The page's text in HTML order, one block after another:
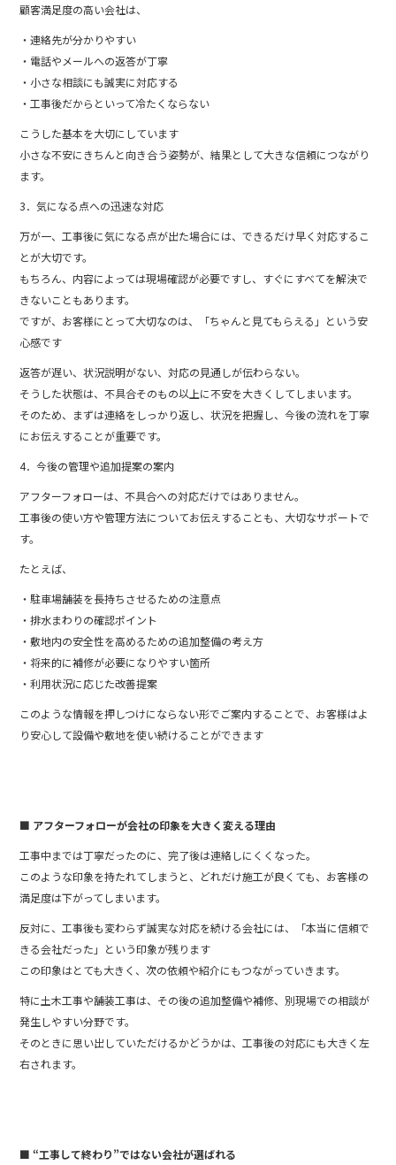
顧客満足度の高い会社は、
・連絡先が分かりやすい
・電話やメールへの返答が丁寧
・小さな相談にも誠実に対応する
・工事後だからといって冷たくならない
こうした基本を大切にしています
小さな不安にきちんと向き合う姿勢が、結果として大きな信頼につながり
ます。
3．気になる点への迅速な対応
万が一、工事後に気になる点が出た場合には、できるだけ早く対応するこ
とが大切です。
もちろん、内容によっては現場確認が必要ですし、すぐにすべてを解決で
きないこともあります。
ですが、お客様にとって大切なのは、「ちゃんと見てもらえる」という安
心感です
返答が遅い、状況説明がない、対応の見通しが伝わらない。
そうした状態は、不具合そのもの以上に不安を大きくしてしまいます。
そのため、まずは連絡をしっかり返し、状況を把握し、今後の流れを丁寧
にお伝えすることが重要です。
4．今後の管理や追加提案の案内
アフターフォローは、不具合への対応だけではありません。
工事後の使い方や管理方法についてお伝えすることも、大切なサポートで
す。
たとえば、
・駐車場舗装を長持ちさせるための注意点
・排水まわりの確認ポイント
・敷地内の安全性を高めるための追加整備の考え方
・将来的に補修が必要になりやすい箇所
・利用状況に応じた改善提案
このような情報を押しつけにならない形でご案内することで、お客様はよ
り安心して設備や敷地を使い続けることができます
■ アフターフォローが会社の印象を大きく変える理由
工事中までは丁寧だったのに、完了後は連絡しにくくなった。
このような印象を持たれてしまうと、どれだけ施工が良くても、お客様の
満足度は下がってしまいます。
反対に、工事後も変わらず誠実な対応を続ける会社には、「本当に信頼で
きる会社だった」という印象が残ります
この印象はとても大きく、次の依頼や紹介にもつながっていきます。
特に土木工事や舗装工事は、その後の追加整備や補修、別現場での相談が
発生しやすい分野です。
そのときに思い出していただけるかどうかは、工事後の対応にも大きく左
右されます。
■ “工事して終わり”ではない会社が選ばれる